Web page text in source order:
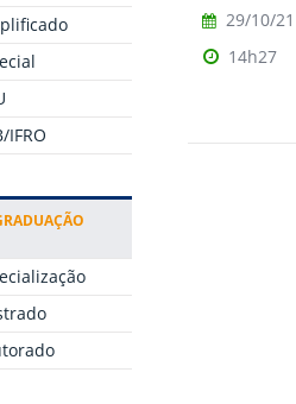
IFRO
29/10/21
14h27